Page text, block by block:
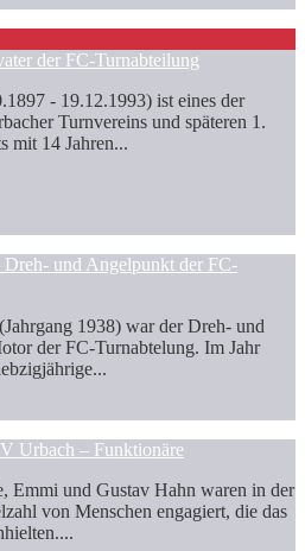
der FC-Turnabteilung
- 19.12.1993) ist eines der
Turnvereins und späteren 1.
mit 14 Jahren...
und Angelpunkt der FC-
1938) war der Dreh- und
der FC-Turnabtelung. Im Jahr
Urbach – Funktionäre
Emmi und Gustav Hahn waren in der
von Menschen engagiert, die das